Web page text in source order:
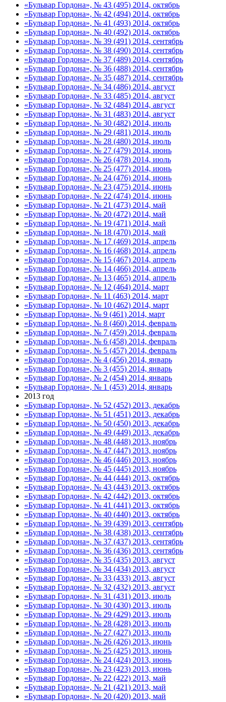
«Бульвар Гордона», № 43 (495) 2014, октябрь
«Бульвар Гордона», № 42 (494) 2014, октябрь
«Бульвар Гордона», № 41 (493) 2014, октябрь
«Бульвар Гордона», № 40 (492) 2014, октябрь
«Бульвар Гордона», № 39 (491) 2014, сентябрь
«Бульвар Гордона», № 38 (490) 2014, сентябрь
«Бульвар Гордона», № 37 (489) 2014, сентябрь
«Бульвар Гордона», № 36 (488) 2014, сентябрь
«Бульвар Гордона», № 35 (487) 2014, сентябрь
«Бульвар Гордона», № 34 (486) 2014, август
«Бульвар Гордона», № 33 (485) 2014, август
«Бульвар Гордона», № 32 (484) 2014, август
«Бульвар Гордона», № 31 (483) 2014, август
«Бульвар Гордона», № 30 (482) 2014, июль
«Бульвар Гордона», № 29 (481) 2014, июль
«Бульвар Гордона», № 28 (480) 2014, июль
«Бульвар Гордона», № 27 (479) 2014, июнь
«Бульвар Гордона», № 26 (478) 2014, июль
«Бульвар Гордона», № 25 (477) 2014, июнь
«Бульвар Гордона», № 24 (476) 2014, июнь
«Бульвар Гордона», № 23 (475) 2014, июнь
«Бульвар Гордона», № 22 (474) 2014, июнь
«Бульвар Гордона», № 21 (473) 2014, май
«Бульвар Гордона», № 20 (472) 2014, май
«Бульвар Гордона», № 19 (471) 2014, май
«Бульвар Гордона», № 18 (470) 2014, май
«Бульвар Гордона», № 17 (469) 2014, апрель
«Бульвар Гордона», № 16 (468) 2014, апрель
«Бульвар Гордона», № 15 (467) 2014, апрель
«Бульвар Гордона», № 14 (466) 2014, апрель
«Бульвар Гордона», № 13 (465) 2014, апрель
«Бульвар Гордона», № 12 (464) 2014, март
«Бульвар Гордона», № 11 (463) 2014, март
«Бульвар Гордона», № 10 (462) 2014, март
«Бульвар Гордона», № 9 (461) 2014, март
«Бульвар Гордона», № 8 (460) 2014, февраль
«Бульвар Гордона», № 7 (459) 2014, февраль
«Бульвар Гордона», № 6 (458) 2014, февраль
«Бульвар Гордона», № 5 (457) 2014, февраль
«Бульвар Гордона», № 4 (456) 2014, январь
«Бульвар Гордона», № 3 (455) 2014, январь
«Бульвар Гордона», № 2 (454) 2014, январь
«Бульвар Гордона», № 1 (453) 2014, январь
2013 год
«Бульвар Гордона», № 52 (452) 2013, декабрь
«Бульвар Гордона», № 51 (451) 2013, декабрь
«Бульвар Гордона», № 50 (450) 2013, декабрь
«Бульвар Гордона», № 49 (449) 2013, декабрь
«Бульвар Гордона», № 48 (448) 2013, ноябрь
«Бульвар Гордона», № 47 (447) 2013, ноябрь
«Бульвар Гордона», № 46 (446) 2013, ноябрь
«Бульвар Гордона», № 45 (445) 2013, ноябрь
«Бульвар Гордона», № 44 (444) 2013, октябрь
«Бульвар Гордона», № 43 (443) 2013, октябрь
«Бульвар Гордона», № 42 (442) 2013, октябрь
«Бульвар Гордона», № 41 (441) 2013, октябрь
«Бульвар Гордона», № 40 (440) 2013, октябрь
«Бульвар Гордона», № 39 (439) 2013, сентябрь
«Бульвар Гордона», № 38 (438) 2013, сентябрь
«Бульвар Гордона», № 37 (437) 2013, сентябрь
«Бульвар Гордона», № 36 (436) 2013, сентябрь
«Бульвар Гордона», № 35 (435) 2013, август
«Бульвар Гордона», № 34 (434) 2013, август
«Бульвар Гордона», № 33 (433) 2013, август
«Бульвар Гордона», № 32 (432) 2013, август
«Бульвар Гордона», № 31 (431) 2013, июль
«Бульвар Гордона», № 30 (430) 2013, июль
«Бульвар Гордона», № 29 (429) 2013, июль
«Бульвар Гордона», № 28 (428) 2013, июль
«Бульвар Гордона», № 27 (427) 2013, июль
«Бульвар Гордона», № 26 (426) 2013, июнь
«Бульвар Гордона», № 25 (425) 2013, июнь
«Бульвар Гордона», № 24 (424) 2013, июнь
«Бульвар Гордона», № 23 (423) 2013, июнь
«Бульвар Гордона», № 22 (422) 2013, май
«Бульвар Гордона», № 21 (421) 2013, май
«Бульвар Гордона», № 20 (420) 2013, май